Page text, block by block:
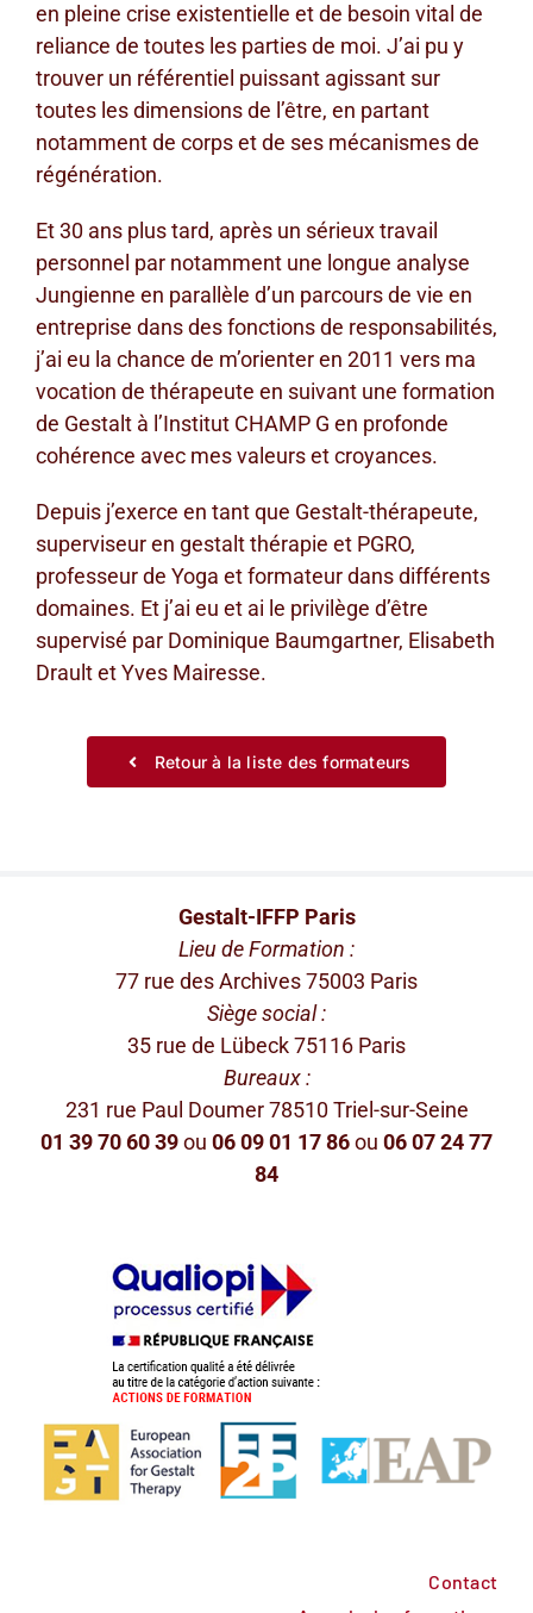
en pleine crise existentielle et de besoin vital de
reliance de toutes les parties de moi. J’ai pu y
trouver un référentiel puissant agissant sur
toutes les dimensions de l’être, en partant
notamment de corps et de ses mécanismes de
régénération.
Et 30 ans plus tard, après un sérieux travail
personnel par notamment une longue analyse
Jungienne en parallèle d’un parcours de vie en
entreprise dans des fonctions de responsabilités,
j’ai eu la chance de m’orienter en 2011 vers ma
vocation de thérapeute en suivant une formation
de Gestalt à l’Institut CHAMP G en profonde
cohérence avec mes valeurs et croyances.
Depuis j’exerce en tant que Gestalt-thérapeute,
superviseur en gestalt thérapie et PGRO,
professeur de Yoga et formateur dans différents
domaines. Et j’ai eu et ai le privilège d’être
supervisé par Dominique Baumgartner, Elisabeth
Drault et Yves Mairesse.
Retour à la liste des formateurs
Gestalt-IFFP Paris
Lieu de Formation :
77 rue des Archives 75003 Paris
Siège social :
35 rue de Lübeck 75116 Paris
Bureaux :
231 rue Paul Doumer 78510 Triel-sur-Seine
01 39 70 60 39ou 06 09 01 17 86ou 06 07 24 77
84
Contact